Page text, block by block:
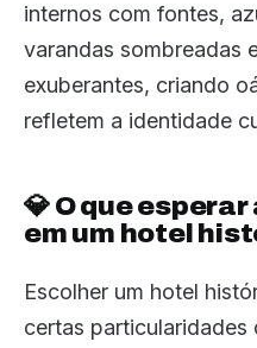
internos com fontes,
varandas sombreadas
exuberantes, criando
refletem a identidade
💎 O que
em um hotel
Escolher um hotel
certas particularidades